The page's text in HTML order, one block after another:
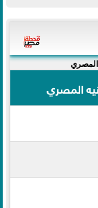
المصري
المصري